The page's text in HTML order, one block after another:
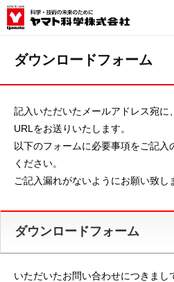
ダウンロードフォーム
記入いただいたメールアドレス宛に
URLをお送りいたします。
以下のフォームに必要事項をご記入
ください。
ご記入漏れがないようにお願い致し
ダウンロードフォーム
いただいたお問い合わせにつきま